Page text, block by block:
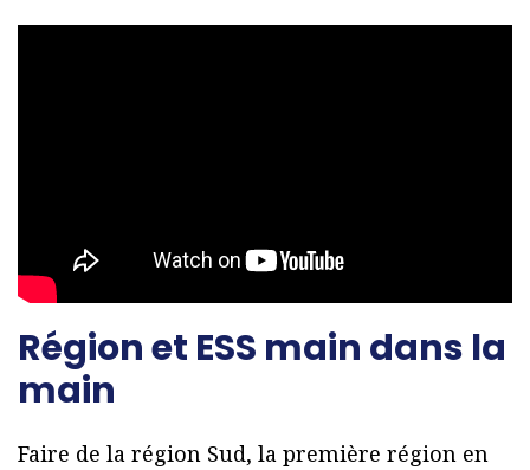
Région et ESS main dans la
main
Faire de la région Sud, la première région en